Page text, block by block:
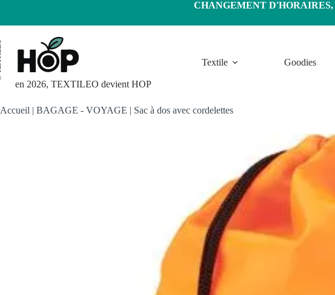
contenu
CHANGEMENT
en 2026, TEXTILEO devient HOP
Textile Goodies
Accueil | BAGAGE - VOYAGE | Sac à dos avec cordelettes